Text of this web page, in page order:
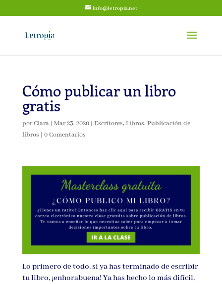
info@letropia.net
Cómo publicar un libro
gratis
porClara| Mar 23, 2020| Escritores, Libros, Publicación de
libros | 0 Comentarios
Lo primero de todo, si ya has terminado de escribir
tu libro, ¡enhorabuena! Ya has hecho lo más difícil,